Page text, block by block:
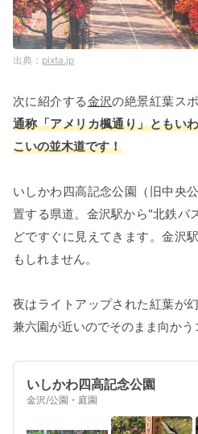
pixta.jp
次に紹介する金沢の絶景紅葉ス
通称「アメリカ楓通り」ともい
こいの並木道です！
いしかわ四高記念公園（旧中央
置する県道。金沢駅から"北鉄バ
どですぐに見えてきます。金沢
もしれません。
夜はライトアップされた紅葉が
兼六園が近いのでそのまま向かう
いしかわ四高記念公園
金沢/公園・庭園